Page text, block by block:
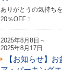
ありがとうの気持ち
20％OFF！
2025年8月8日～
2025年8月17日
【お知らせ】